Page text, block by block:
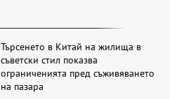
Търсенето в Китай на жилища в
съветски стил показва
ограниченията пред съживяването
на пазара